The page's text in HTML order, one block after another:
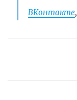
ВКонтакте,